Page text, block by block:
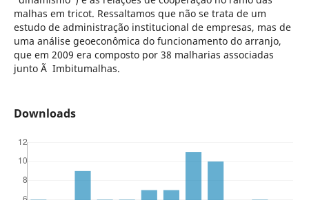
malhas em tricot. Ressaltamos que não se trata de um
estudo de administração institucional de empresas, mas de
uma análise geoeconômica do funcionamento do arranjo,
que em 2009 era composto por 38 malharias associadas
junto Ã Imbitumalhas.
Downloads